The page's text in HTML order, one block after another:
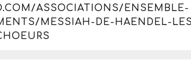
ASSOCIATIONS/ENSEMBLE-
MESSIAH-DE-HAENDEL-